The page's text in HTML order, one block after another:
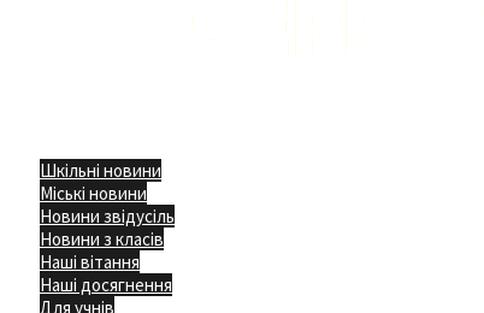
Шкільні новини
Міські новини
Новини звідусіль
Новини з класів
Наші вітання
Наші досягнення
Для учнів